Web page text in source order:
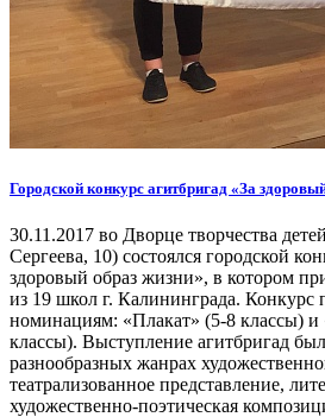
Городской конкурс агитбригад «За
30.11.2017 во Дворце творчества
Сергеева, 10) состоялся городской
здоровый образ жизни», в котором
из 19 школ г. Калининграда. Конкурс
номинациям: «Плакат» (5-8 классы) и
классы). Выступление агитбригад
разнообразных жанрах
театрализованное представление,
художественно-поэтическая